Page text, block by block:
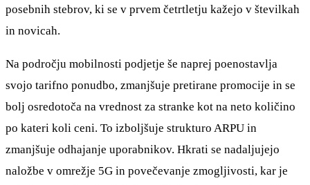
posebnih stebrov, ki se v prvem četrtletju kažejo v številkah
in novicah.
Na področju mobilnosti podjetje še naprej poenostavlja
svojo tarifno ponudbo, zmanjšuje pretirane promocije in se
bolj osredotoča na vrednost za stranke kot na neto količino
po kateri koli ceni. To izboljšuje strukturo ARPU in
zmanjšuje odhajanje uporabnikov. Hkrati se nadaljujejo
naložbe v omrežje 5G in povečevanje zmogljivosti, kar je